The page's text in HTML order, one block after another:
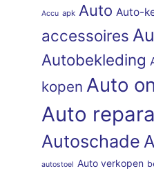
Accu apk Auto Auto-
accessoires
Autobekleding
kopen Auto
Auto
Autoschade
autostoel Auto verkopen